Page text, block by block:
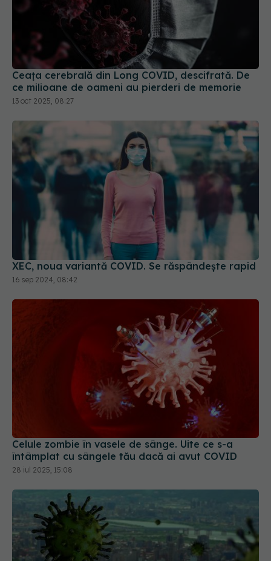
Ceața cerebrală din Long COVID, descifrată. De
ce milioane de oameni au pierderi de memorie
13 oct 2025, 08:27
XEC, noua variantă COVID. Se răspândește rapid
16 sep 2024, 08:42
Celule zombie în vasele de sânge. Uite ce s-a
întâmplat cu sângele tău dacă ai avut COVID
28 iul 2025, 15:08